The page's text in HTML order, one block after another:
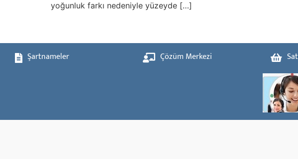
yoğunluk farkı nedeniyle yüzeyde […]
Şartnameler Çözüm Merkezi